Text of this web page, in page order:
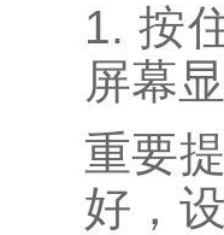
1. 按
屏幕
重要
好 ，